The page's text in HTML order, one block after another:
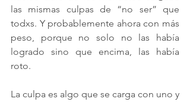
las mismas culpas de “no ser” que
todxs. Y probablemente ahora con más
peso, porque no solo no las había
logrado sino que encima, las había
roto.
La culpa es algo que se carga con uno y